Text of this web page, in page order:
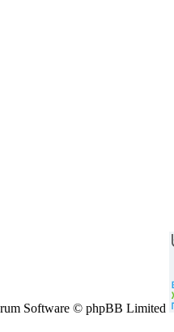
Software © phpBB Limited